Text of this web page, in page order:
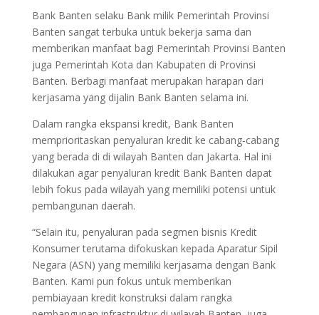
Bank Banten selaku Bank milik Pemerintah Provinsi
Banten sangat terbuka untuk bekerja sama dan
memberikan manfaat bagi Pemerintah Provinsi Banten
juga Pemerintah Kota dan Kabupaten di Provinsi
Banten. Berbagi manfaat merupakan harapan dari
kerjasama yang dijalin Bank Banten selama ini.
Dalam rangka ekspansi kredit, Bank Banten
memprioritaskan penyaluran kredit ke cabang-cabang
yang berada di di wilayah Banten dan Jakarta. Hal ini
dilakukan agar penyaluran kredit Bank Banten dapat
lebih fokus pada wilayah yang memiliki potensi untuk
pembangunan daerah.
“Selain itu, penyaluran pada segmen bisnis Kredit
Konsumer terutama difokuskan kepada Aparatur Sipil
Negara (ASN) yang memiliki kerjasama dengan Bank
Banten. Kami pun fokus untuk memberikan
pembiayaan kredit konstruksi dalam rangka